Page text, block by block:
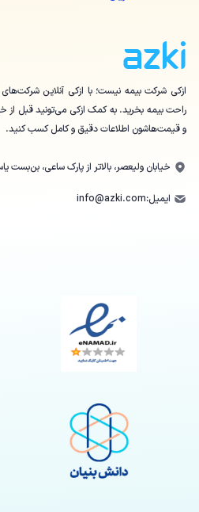
ازکی شرکت بیمه نیست؛ با ازکی آنلاین
راحت بیمه بخرید. به کمک ازکی می‌تونید قبل از
و قیمت‌هاشون اطلاعات دقیق و کامل کسب کنید.
خیابان ولیعصر، بالاتر از پارک ساعی، بن‌بست
ایمیل:info@azki.com